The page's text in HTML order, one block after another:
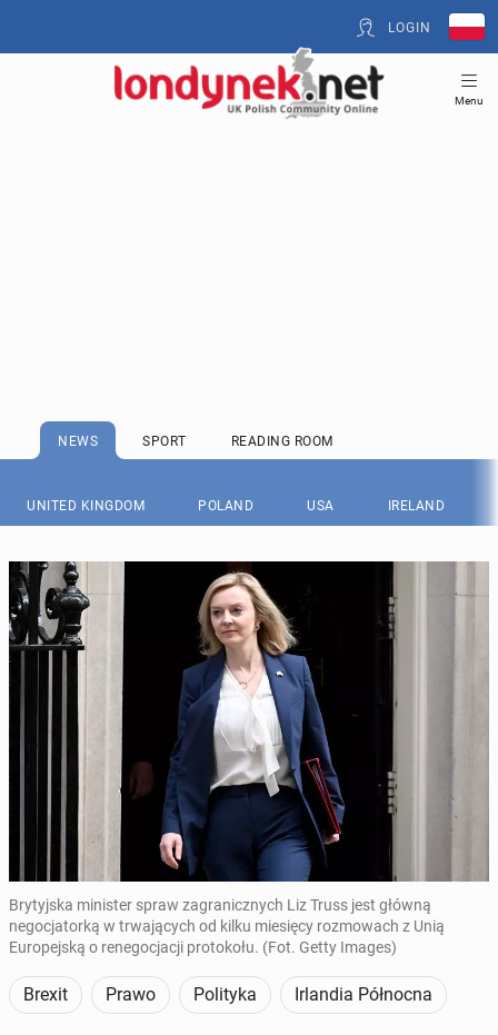
LOGIN
Menu
NEWS SPORT READING ROOM
UNITED KINGDOM POLAND USA IRELAND
Brytyjska minister spraw zagranicznych Liz Truss jest główną
negocjatorką w trwających od kilku miesięcy rozmowach z Unią
Europejską o renegocjacji protokołu. (Fot. Getty Images)
Brexit Prawo Polityka Irlandia Północna